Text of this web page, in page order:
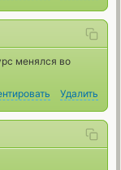
менялся во
Удалить